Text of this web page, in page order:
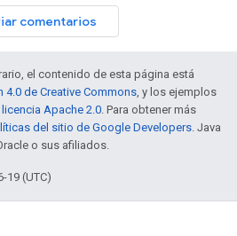
comentarios
el contenido de esta página está
4.0 de Creative Commons, y los ejemplos
licencia Apache 2.0. Para obtener más
del sitio de Google Developers. Java
o sus afiliados.
19 (UTC)